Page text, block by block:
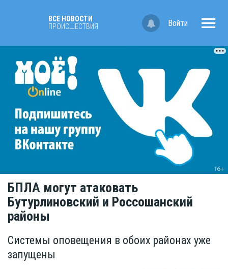
ВСЕ НОВОСТИ
ПРОИСШЕСТВИЯ
Войти
БПЛА могут атаковать
Бутурлиновский и Россошанский
районы
Системы оповещения в обоих районах уже
запущены